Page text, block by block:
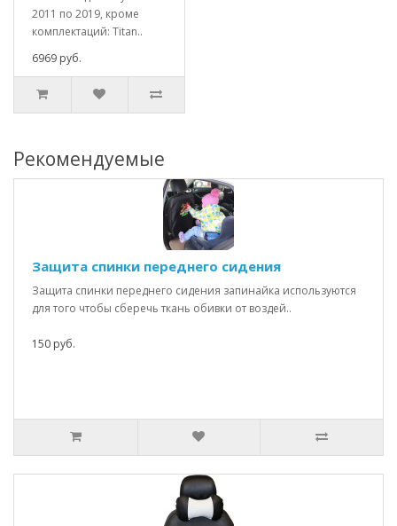
2011 по 2019, кроме
комплектаций: Titan..
6969 руб.
Рекомендуемые
Защита спинки переднего сидения
Защита спинки переднего сидения запинайка используются
для того чтобы сберечь ткань обивки от воздей..
150 руб.